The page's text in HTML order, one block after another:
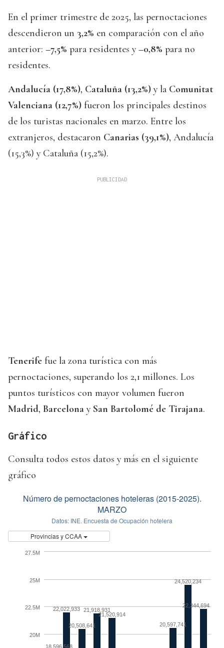
En el primer trimestre de 2025, las pernoctaciones
descendieron un 3,2% en comparación con el año
anterior: –7,5% para residentes y–0,8% para no
residentes.
Andalucía (17,8%), Cataluña (13,2%) y la Comunitat
Valenciana (12,7%) fueron los principales destinos
de los turistas nacionales en marzo. Entre los
extranjeros, destacaron Canarias (39,1%), Andalucía
(15,3%) y Cataluña (15,2%).
Tenerife fue la zona turística con más
pernoctaciones, superando los 2,1 millones. Los
puntos turísticos con mayor volumen fueron
Madrid, Barcelona y San Bartolomé de Tirajana.
Gráfico
Consulta todos estos datos y más en el siguiente
gráfico